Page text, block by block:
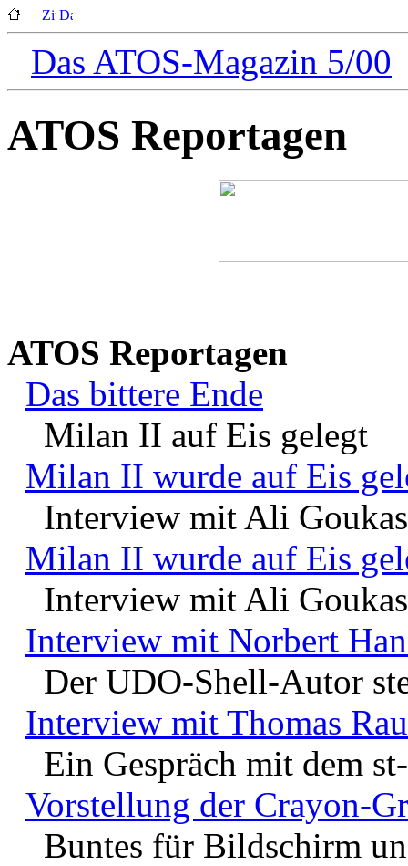
Das ATOS-Magazin 5/00
ATOS Reportagen
ATOS Reportagen
Das bittere Ende
Milan II auf Eis gelegt
Milan II wurde auf Eis
Interview mit Ali
Milan II wurde auf Eis
Interview mit Ali
Interview mit Norbert
Der UDO-Shell-Autor
Interview mit Thomas
Ein Gespräch mit dem
Vorstellung der Crayon-
Buntes für Bildschirm